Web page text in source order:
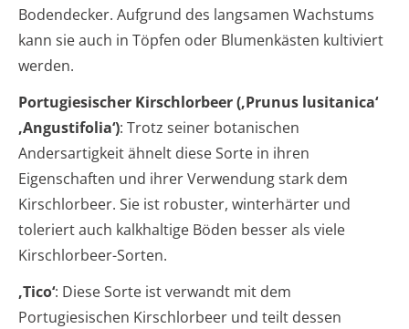
Bodendecker. Aufgrund des langsamen Wachstums
kann sie auch in Töpfen oder Blumenkästen kultiviert
werden.
Portugiesischer Kirschlorbeer (‚Prunus lusitanica‘
‚Angustifolia‘): Trotz seiner botanischen
Andersartigkeit ähnelt diese Sorte in ihren
Eigenschaften und ihrer Verwendung stark dem
Kirschlorbeer. Sie ist robuster, winterhärter und
toleriert auch kalkhaltige Böden besser als viele
Kirschlorbeer-Sorten.
‚Tico‘: Diese Sorte ist verwandt mit dem
Portugiesischen Kirschlorbeer und teilt dessen